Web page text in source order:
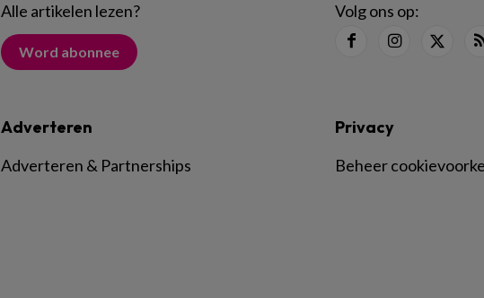
Alle artikelen lezen?
Word abonnee
Volg ons op:
Adverteren
Adverteren & Partnerships
Privacy
Beheer